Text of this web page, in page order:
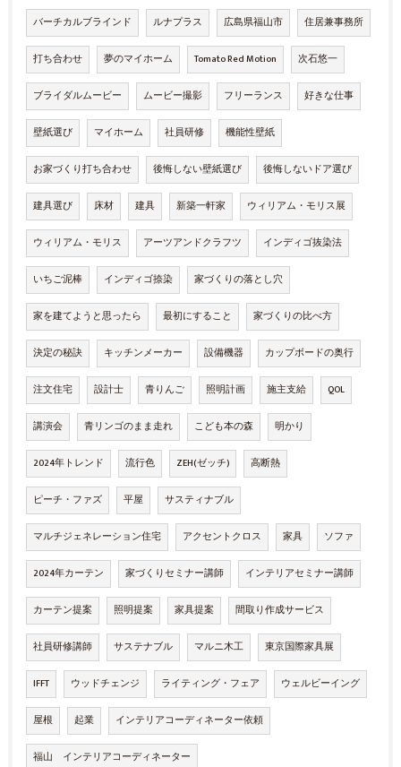
バーチカルブラインド ルナプラス 広島県福山市 住居兼事務所
打ち合わせ 夢のマイホーム Tomato Red Motion 次石悠一
ブライダルムービー ムービー撮影 フリーランス 好きな仕事
壁紙選び マイホーム 社員研修 機能性壁紙
お家づくり打ち合わせ 後悔しない壁紙選び 後悔しないドア選び
建具選び 床材 建具 新築一軒家 ウィリアム・モリス展
ウィリアム・モリス アーツアンドクラフツ インディゴ抜染法
いちご泥棒 インディゴ捺染 家づくりの落とし穴
家を建てようと思ったら 最初にすること 家づくりの比べ方
決定の秘訣 キッチンメーカー 設備機器 カップボードの奥行
注文住宅 設計士 青りんご 照明計画 施主支給 QOL
講演会 青リンゴのまま走れ こども本の森 明かり
2024年トレンド 流行色 ZEH(ゼッチ) 高断熱
ピーチ・ファズ 平屋 サスティナブル
マルチジェネレーション住宅 アクセントクロス 家具 ソファ
2024年カーテン 家づくりセミナー講師 インテリアセミナー講師
カーテン提案 照明提案 家具提案 間取り作成サービス
社員研修講師 サステナブル マルニ木工 東京国際家具展
IFFT ウッドチェンジ ライティング・フェア ウェルビーイング
屋根 起業 インテリアコーディネーター依頼
福山 インテリアコーディネーター